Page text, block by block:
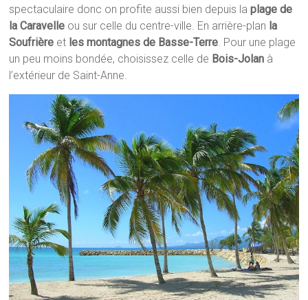
spectaculaire donc on profite aussi bien depuis laplage de
la Caravelle ou sur celle du centre-ville. En arrière-plan la
Soufrière et les montagnes de Basse-Terre. Pour une plage
un peu moins bondée, choisissez celle de Bois-Jolan à
l’extérieur de Saint-Anne.